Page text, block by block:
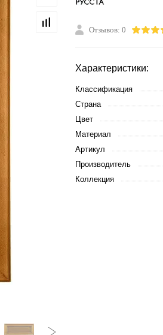
Отзывов: 0
Характеристики:
Классификация
Страна
Цвет
Материал
Артикул
Производитель
Коллекция